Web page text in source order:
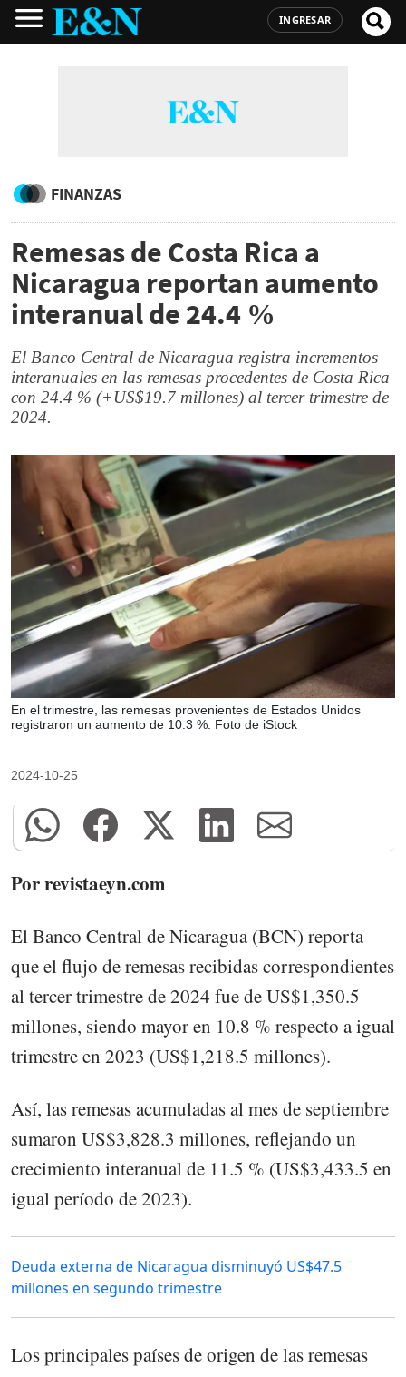
INGRESAR
FINANZAS
Remesas de Costa Rica a
Nicaragua reportan aumento
interanual de 24.4 %
El Banco Central de Nicaragua registra incrementos
interanuales en las remesas procedentes de Costa Rica
con 24.4 % (+US$19.7 millones) al tercer trimestre de
2024.
En el trimestre, las remesas provenientes de Estados Unidos
registraron un aumento de 10.3 %. Foto de iStock
2024-10-25
Por revistaeyn.com
El Banco Central de Nicaragua (BCN) reporta
que el flujo de remesas recibidas correspondientes
al tercer trimestre de 2024 fue de US$1,350.5
millones, siendo mayor en 10.8 % respecto a igual
trimestre en 2023 (US$1,218.5 millones).
Así, las remesas acumuladas al mes de septiembre
sumaron US$3,828.3 millones, reflejando un
crecimiento interanual de 11.5 % (US$3,433.5 en
igual período de 2023).
Deuda externa de Nicaragua disminuyó US$47.5
millones en segundo trimestre
Los principales países de origen de las remesas